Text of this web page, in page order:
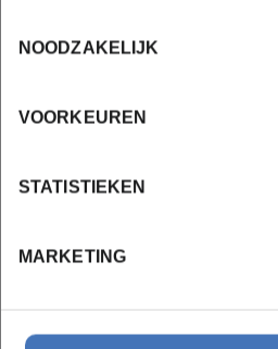
NOODZAKELIJK
VOORKEUREN
STATISTIEKEN
MARKETING
Ik wens een